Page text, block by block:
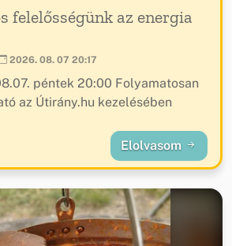
felelősségünk az energia
2026. 08. 07 20:17
péntek 20:00 Folyamatosan
az Útirány.hu kezelésében
Elolvasom